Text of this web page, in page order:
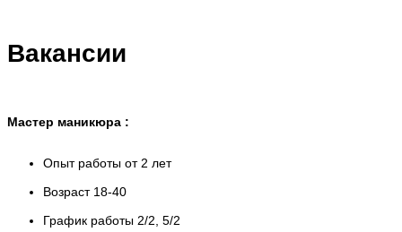
Вакансии
Мастер маникюра :
Опыт работы от 2 лет
Возраст 18-40
График работы 2/2, 5/2